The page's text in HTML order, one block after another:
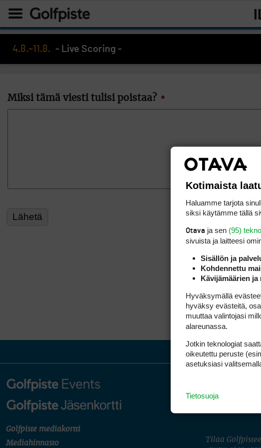
4.8.–11.8. - Live Scoring -
Miksi tämä viesti tulisi poistaa? *
Golfpiste mediakortti
Mediahinnasto
Tilaa
Kotimaista
Haluamme tarjota
siksi käytämme tällä
Otava ja sen (95)
sivuista ja laitteesi
Sisällön ja
Kohdennettu
Kävijämäärien
Hyväksymällä
hyväksy evästeitä,
muuttaa valintojasi
alareunassa.
Jotkin teknologiat
oikeutettu peruste
asetuksiasi
Tietosuoja